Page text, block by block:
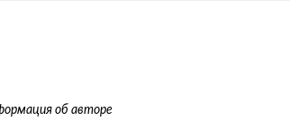
об авторе